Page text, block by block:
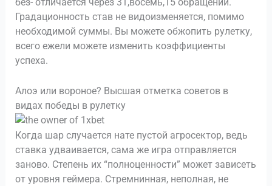
Градационность став не видоизменяется, помимо
необходимой суммы. Вы можете обжопить рулетку,
всего ежели можете изменить коэффициенты
успеха.
Алоэ или вороное? Высшая отметка советов в
видах победы в рулетку
Когда шар случается нате пустой агросектор, ведь
ставка удваивается, сама же игра отправляется
заново. Степень их “полноценности” может зависеть
от уровня геймера. Стремнинная, неполная, не